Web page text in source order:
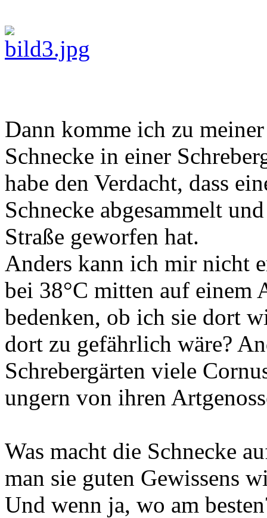
Dann komme ich zu
Schnecke in einer
habe den Verdacht, dass
Schnecke abgesammelt
Straße geworfen hat.
Anders kann ich mir nicht
bei 38°C mitten auf einem
bedenken, ob ich sie dort
dort zu gefährlich wäre?
Schrebergärten viele
ungern von ihren
Was macht die Schnecke
man sie guten Gewissens
Und wenn ja, wo am